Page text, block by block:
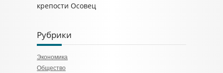
крепости Осовец
Рубрики
Экономика
Общество